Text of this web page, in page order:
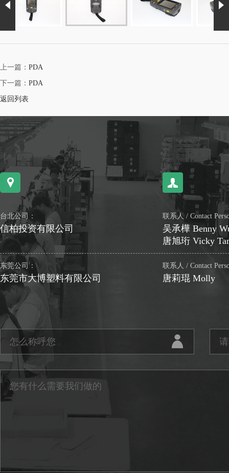
上一篇： PDA
下一篇： PDA
返回列表
台北公司：
信柏投资有限公司
联系人 / Contact
吴承樺 Benny
唐旭珩 Vicky
东莞公司：
东莞市大博塑料有限公司
联系人 / Contact
唐莉琨 Molly